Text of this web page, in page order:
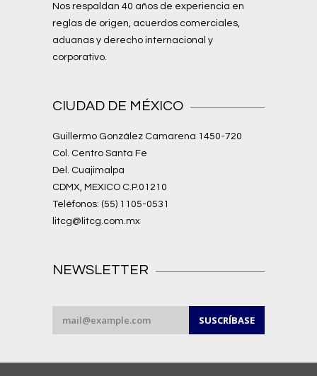
Nos respaldan 40 años de experiencia en
reglas de origen, acuerdos comerciales,
aduanas y derecho internacional y
corporativo.
CIUDAD DE MÉXICO
Guillermo González Camarena 1450-720
Col. Centro Santa Fe
Del. Cuajimalpa
CDMX, MEXICO C.P.01210
Teléfonos: (55) 1105-0531
litcg@litcg.com.mx
NEWSLETTER